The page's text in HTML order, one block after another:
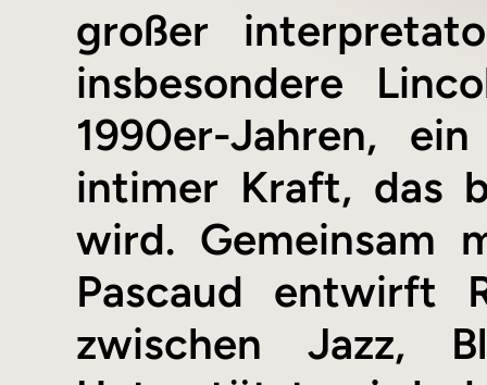
großer
insbesondere
1990er-Jahren,
intimer Kraft, das
wird. Gemeinsam
Pascaud entwirft
zwischen Jazz,